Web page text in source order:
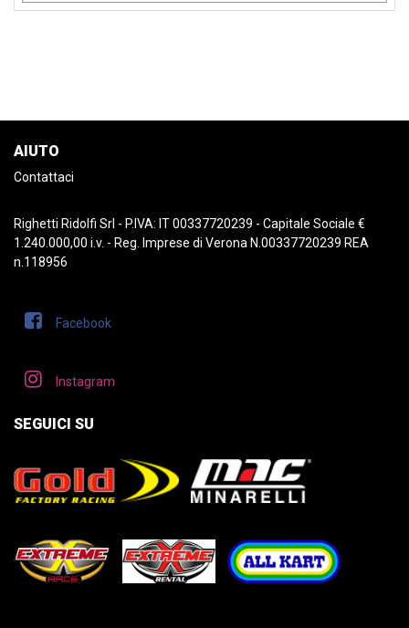
AIUTO
Contattaci
Righetti Ridolfi Srl - P.IVA: IT 00337720239 - Capitale Sociale €
1.240.000,00 i.v. - Reg. Imprese di Verona N.00337720239 REA
n.118956
Facebook
Instagram
SEGUICI SU